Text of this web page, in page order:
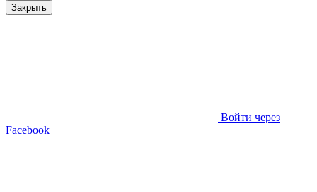
Закрыть
Войти через
Facebook